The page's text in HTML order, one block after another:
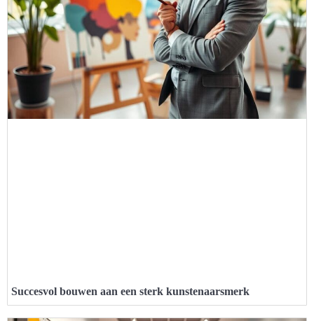
Succesvol bouwen aan een sterk kunstenaarsmerk